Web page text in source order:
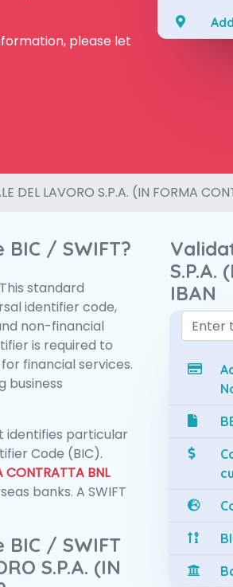
please let
DEL LAVORO S.P.A. (IN FORMA
/ SWIFT?
standard
identifier code,
non-financial
is required to
financial services.
business
identifies particular
Code (BIC).
CONTRATTA BNL
banks. A SWIFT
/ SWIFT
S.P.A. (IN
S.P.A.
IBAN